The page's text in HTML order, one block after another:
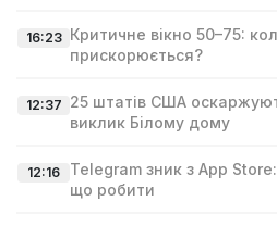
16:23 Критичне вікно 50–75:
прискорюється?
12:37 25 штатів США
виклик Білому дому
12:16
Telegram зник з App
що робити